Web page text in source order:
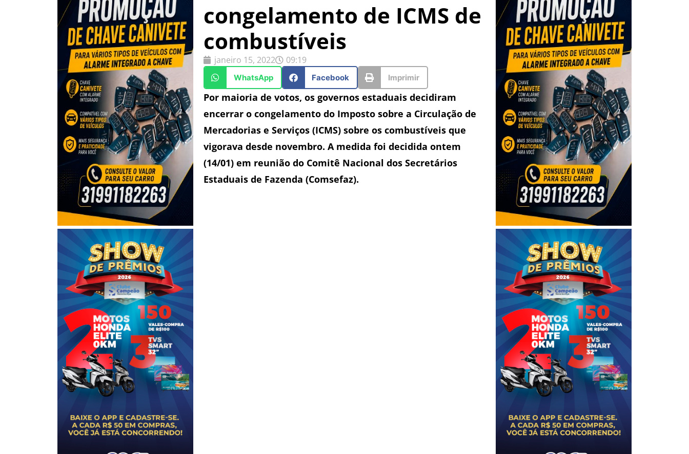
congelamento de ICMS de
combustíveis
janeiro 15, 2022 09:19
WhatsApp Facebook Imprimir
Por maioria de votos, os governos estaduais decidiram
encerrar o congelamento do Imposto sobre a Circulação de
Mercadorias e Serviços (ICMS) sobre os combustíveis que
vigorava desde novembro. A medida foi decidida ontem
(14/01) em reunião do Comitê Nacional dos Secretários
Estaduais de Fazenda (Comsefaz).